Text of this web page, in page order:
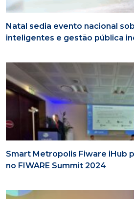
Natal sedia evento nacional
inteligentes e gestão pública
Smart Metropolis Fiware iHub
no FIWARE Summit 2024